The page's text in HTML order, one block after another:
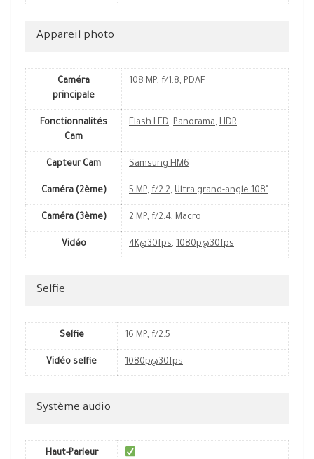
Appareil photo
Caméra
principale
108 MP, f/1.8, PDAF
Fonctionnalités
Cam
Flash LED, Panorama, HDR
Capteur Cam Samsung HM6
Caméra (2ème) 5 MP, f/2.2, Ultra grand-angle 108˚
Caméra (3ème) 2 MP, f/2.4, Macro
Vidéo 4K@30fps, 1080p@30fps
Selfie
Selfie 16 MP, f/2.5
Vidéo selfie 1080p@30fps
Système audio
Haut-Parleur